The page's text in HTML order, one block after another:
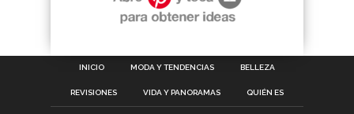
INICIO MODA Y TENDENCIAS BELLEZA
REVISIONES VIDA Y PANORAMAS QUIÉN ES